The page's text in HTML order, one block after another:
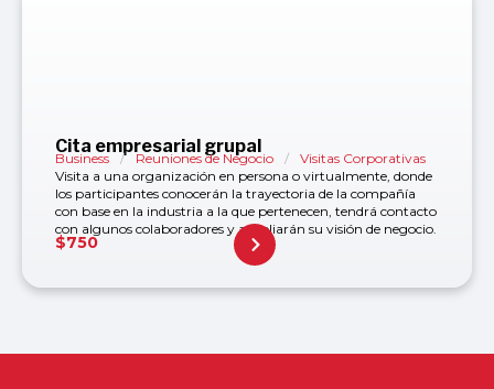
Cita empresarial grupal
Business / Reuniones de Negocio /
Visitas Corporativas
Visita a una organización en persona o virtualmente, donde
los participantes conocerán la trayectoria de la compañía
con base en la industria a la que pertenecen, tendrá contacto
con algunos colaboradores y ampliarán su visión de negocio.
$750